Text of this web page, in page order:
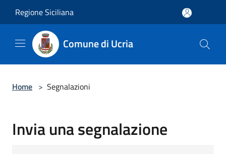
Regione Siciliana
Comune di Ucria
Home > Segnalazioni
Invia una segnalazione